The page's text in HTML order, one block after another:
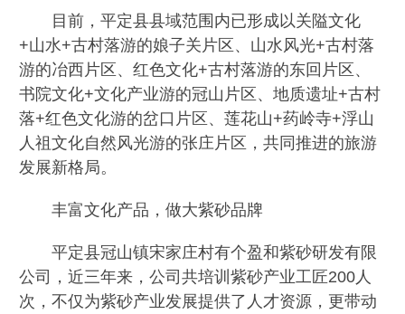
目前，平定县县域范围内已形成以关隘文化
+山水+古村落游的娘子关片区、山水风光+古村落
游的冶西片区、红色文化+古村落游的东回片区、
书院文化+文化产业游的冠山片区、地质遗址+古村
落+红色文化游的岔口片区、莲花山+药岭寺+浮山
人祖文化自然风光游的张庄片区，共同推进的旅游
发展新格局。
丰富文化产品，做大紫砂品牌
平定县冠山镇宋家庄村有个盈和紫砂研发有限
公司，近三年来，公司共培训紫砂产业工匠200人
次，不仅为紫砂产业发展提供了人才资源，更带动